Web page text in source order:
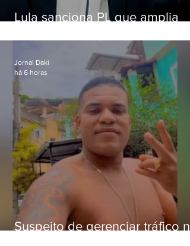
Lula sanciona PL que amplia
crianças
Suspeito de gerenciar tráfico na
Jornal Daki
há 6 horas